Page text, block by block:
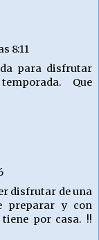
8:11
para disfrutar
Que
disfrutar de una
preparar y con
por casa. !!